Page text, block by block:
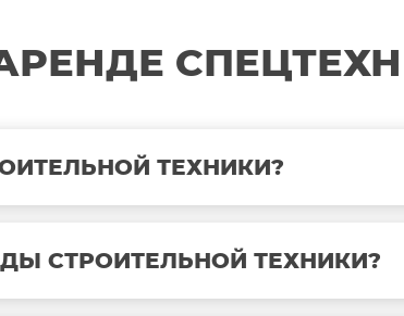
ТЕХНИКИ?
СТРОИТЕЛЬНОЙ ТЕХНИКИ?